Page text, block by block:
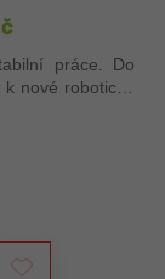
práce. Do
nové robotické